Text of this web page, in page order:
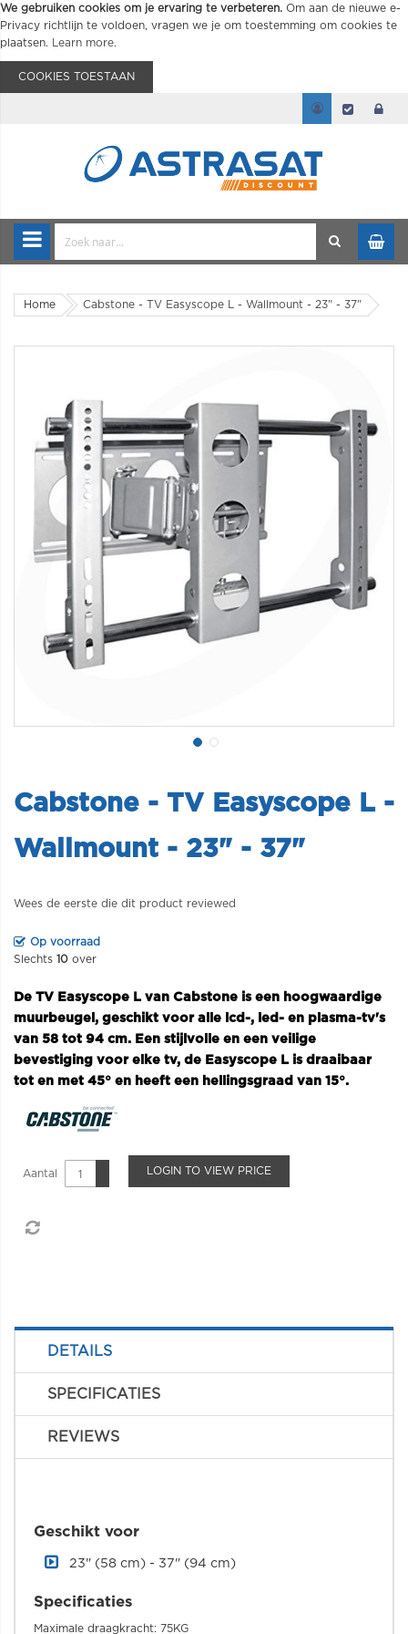
We gebruiken cookies om je ervaring te verbeteren. Om aan de nieuwe e-
Privacy richtlijn te voldoen, vragen we je om toestemming om cookies te
plaatsen.
Learn more.
COOKIES TOESTAAN
Home Cabstone - TV Easyscope L - Wallmount - 23" - 37"
Cabstone - TV Easyscope L -
Wallmount - 23" - 37"
Wees de eerste die dit product reviewed
Op voorraad
Slechts 10 over
De TV Easyscope L van Cabstone is een hoogwaardige
muurbeugel, geschikt voor alle lcd-, led- en plasma-tv's
van 58 tot 94 cm. Een stijlvolle en een veilige
bevestiging voor elke tv, de Easyscope L is draaibaar
tot en met 45° en heeft een hellingsgraad van 15°.
Aantal LOGIN TO VIEW PRICE
DETAILS
SPECIFICATIES
REVIEWS
Geschikt voor
23" (58 cm) - 37" (94 cm)
Specificaties
Maximale draagkracht: 75KG